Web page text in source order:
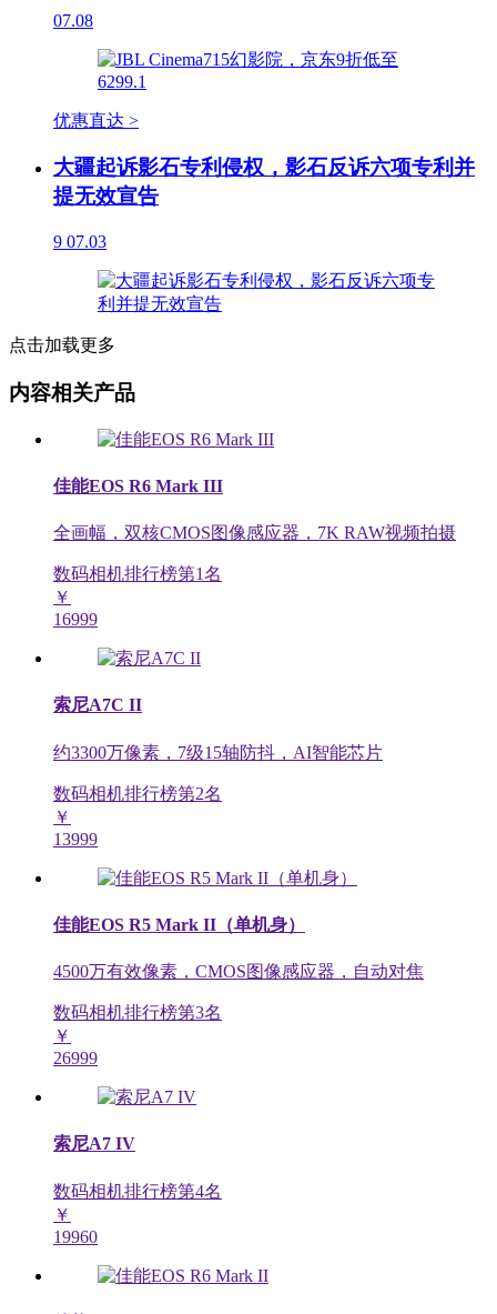
07.08
优惠直达 >
大疆起诉影石专利侵权，影石反诉六项专利并
提无效宣告
9 07.03
点击加载更多
内容相关产品
佳能EOS R6 Mark III
全画幅，双核CMOS图像感应器，7K RAW视频拍摄
数码相机排行榜第1名
￥
16999
索尼A7C II
约3300万像素，7级15轴防抖，AI智能芯片
数码相机排行榜第2名
￥
13999
佳能EOS R5 Mark II（单机身）
4500万有效像素，CMOS图像感应器，自动对焦
数码相机排行榜第3名
￥
26999
索尼A7 IV
数码相机排行榜第4名
￥
19960